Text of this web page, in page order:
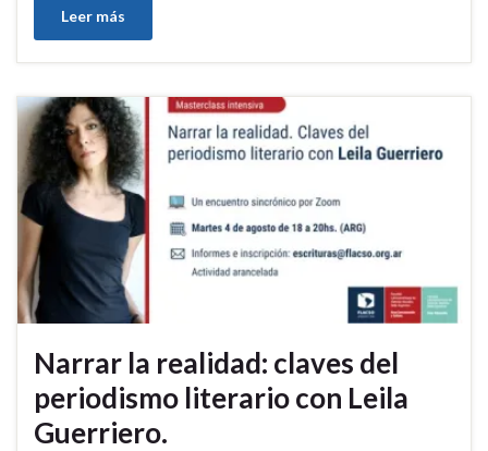
Leer más
Narrar la realidad: claves del
periodismo literario con Leila
Guerriero.